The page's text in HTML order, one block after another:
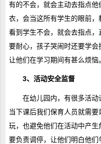
有的不会，就会主动去指点
衣，会当这所有学生的眼前，
看到学生不会，就会去指点
要耐心，孩子哭闹时还要学
让他们在学习期间有甚么烦恼。
3、活动安全监督
在幼儿园内，有很多活动
当下课后我们保育人员就需
玩，也避免他们在活动中产
要负责调停，让他们明白他